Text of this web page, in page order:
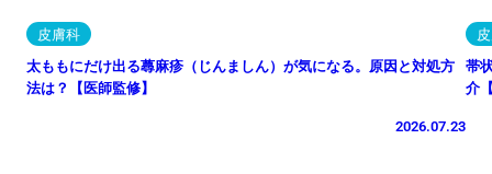
皮膚科
太ももにだけ出る蕁麻疹（じんましん）が気になる。原因と対処方
法は？【医師監修】
2026.07.23
帯
介